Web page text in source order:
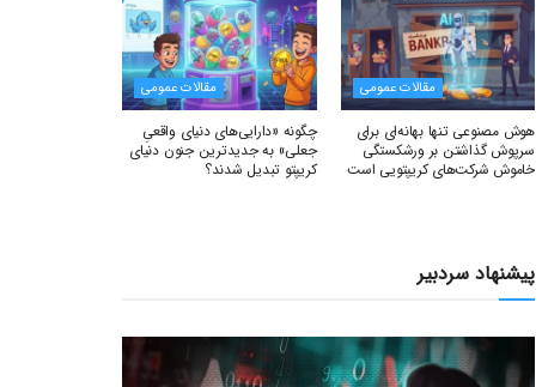
مقالات عمومی
هوش مصنوعی تنها بهانه‌ای برای
سرپوش گذاشتن بر ورشکستگی
خاموش شرکت‌های کریپتویی است
مقالات عمومی
چگونه «دارایی‌های دنیای واقعیِ
جعلی» به جدیدترین جنون دنیای
کریپتو تبدیل شدند؟
پیشنهاد سردبیر